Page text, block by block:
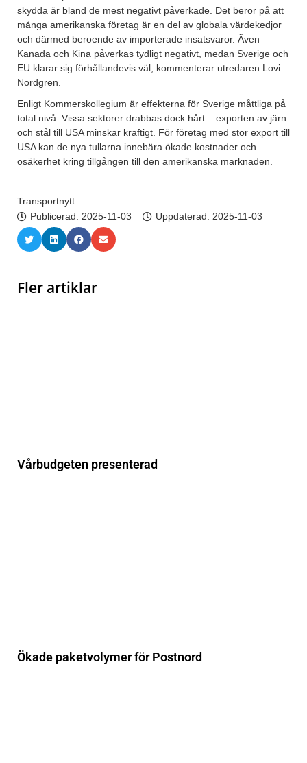
skydda är bland de mest negativt påverkade. Det beror på att
många amerikanska företag är en del av globala värdekedjor
och därmed beroende av importerade insatsvaror. Även
Kanada och Kina påverkas tydligt negativt, medan Sverige och
EU klarar sig förhållandevis väl, kommenterar utredaren Lovi
Nordgren.
Enligt Kommerskollegium är effekterna för Sverige måttliga på
total nivå. Vissa sektorer drabbas dock hårt – exporten av järn
och stål till USA minskar kraftigt. För företag med stor export till
USA kan de nya tullarna innebära ökade kostnader och
osäkerhet kring tillgången till den amerikanska marknaden.
Transportnytt
Publicerad: 2025-11-03 Uppdaterad: 2025-11-03
Fler artiklar
Vårbudgeten presenterad
Ökade paketvolymer för Postnord